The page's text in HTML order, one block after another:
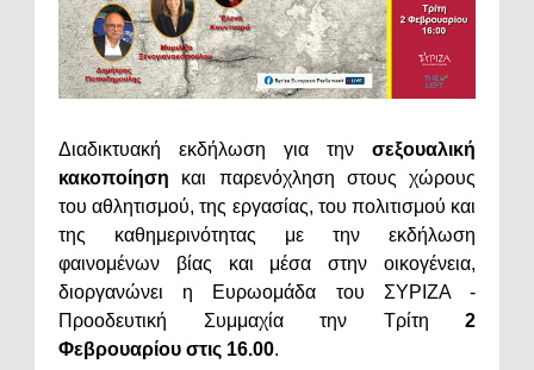
Διαδικτυακή εκδήλωση για την σεξουαλική
κακοποίηση και παρενόχληση στους χώρους
του αθλητισμού, της εργασίας, του πολιτισμού και
της καθημερινότητας με την εκδήλωση
φαινομένων βίας και μέσα στην οικογένεια,
διοργανώνει η Ευρωομάδα του ΣΥΡΙΖΑ -
Προοδευτική Συμμαχία την Τρίτη 2
Φεβρουαρίου στις 16.00.